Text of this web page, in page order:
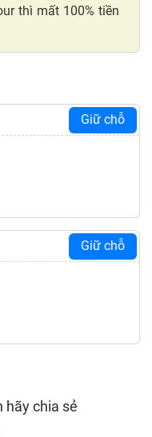
thì mất 100% tiền
Giữ chỗ
Giữ chỗ
hãy chia sẻ